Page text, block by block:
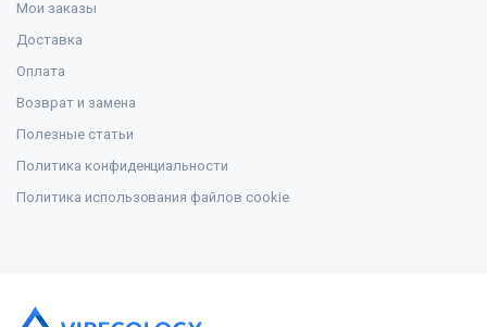
Мои заказы
Доставка
Оплата
Возврат и замена
Полезные статьи
Политика конфиденциальности
Политика использования файлов cookie